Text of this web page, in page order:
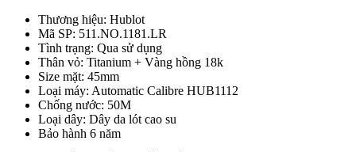
Thương hiệu: Hublot
Mã SP: 511.NO.1181.LR
Tình trạng: Qua sử dụng
Thân vỏ: Titanium + Vàng hồng 18k
Size mặt: 45mm
Loại máy: Automatic Calibre HUB1112
Chống nước: 50M
Loại dây: Dây da lót cao su
Bảo hành 6 năm